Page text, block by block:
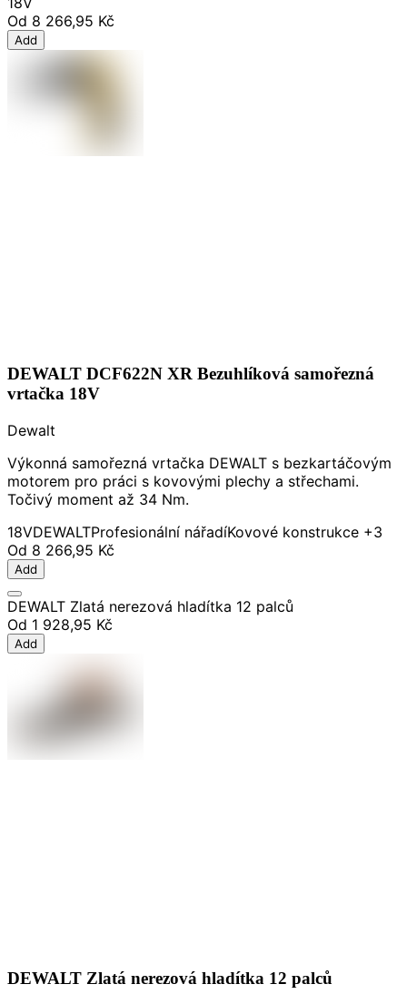
Od 8 266,95 Kč
Add
DEWALT DCF622N XR Bezuhlíková samořezná
vrtačka 18V
Dewalt
Výkonná samořezná vrtačka DEWALT s bezkartáčovým
motorem pro práci s kovovými plechy a střechami.
Točivý moment až 34 Nm.
18VDEWALTProfesionální nářadíKovové konstrukce +3
Od 8 266,95 Kč
Add
DEWALT Zlatá nerezová hladítka 12 palců
Od 1 928,95 Kč
Add
DEWALT Zlatá nerezová hladítka 12 palců